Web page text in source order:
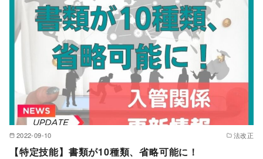
2022-09-10 法改正
【特定技能】書類が10種類、省略可能に！